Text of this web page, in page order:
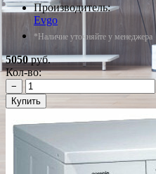
Производитель:
Evgo
*Наличие уточняйте у менеджера
5050руб.
Кол-во:
−
Купить